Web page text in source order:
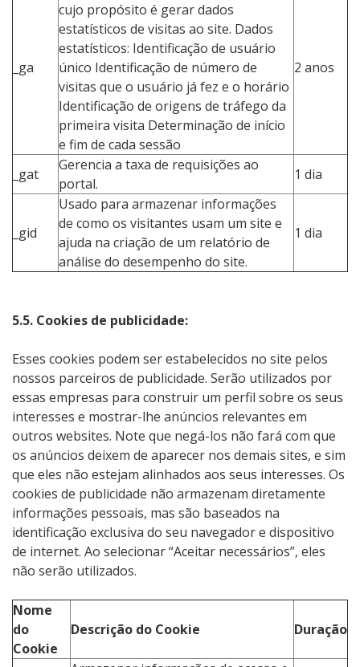
_ga
cujo propósito é gerar dados
estatísticos de visitas ao site. Dados
estatísticos: Identificação de usuário
único Identificação de número de
visitas que o usuário já fez e o horário
Identificação de origens de tráfego da
primeira visita Determinação de início
e fim de cada sessão
2 anos
_gat
Gerencia a taxa de requisições ao
portal.
1 dia
_gid
Usado para armazenar informações
de como os visitantes usam um site e
ajuda na criação de um relatório de
análise do desempenho do site.
1 dia
5.5. Cookies de publicidade:
Esses cookies podem ser estabelecidos no site pelos
nossos parceiros de publicidade. Serão utilizados por
essas empresas para construir um perfil sobre os seus
interesses e mostrar-lhe anúncios relevantes em
outros websites. Note que negá-los não fará com que
os anúncios deixem de aparecer nos demais sites, e sim
que eles não estejam alinhados aos seus interesses. Os
cookies de publicidade não armazenam diretamente
informações pessoais, mas são baseados na
identificação exclusiva do seu navegador e dispositivo
de internet. Ao selecionar “Aceitar necessários”, eles
não serão utilizados.
Nome
do
Cookie
Descrição do Cookie Duração